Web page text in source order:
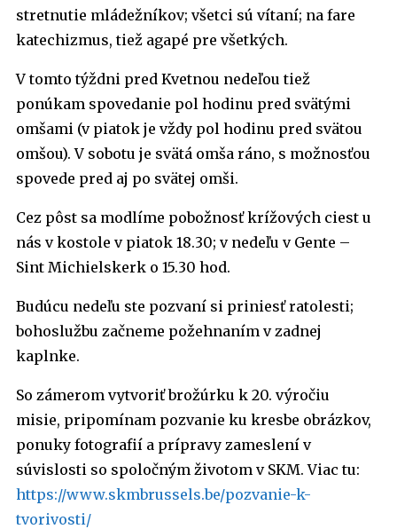
stretnutie mládežníkov; všetci sú vítaní; na fare
katechizmus, tiež agapé pre všetkých.
V tomto týždni pred Kvetnou nedeľou tiež
ponúkam spovedanie pol hodinu pred svätými
omšami (v piatok je vždy pol hodinu pred svätou
omšou). V sobotu je svätá omša ráno, s možnosťou
spovede pred aj po svätej omši.
Cez pôst sa modlíme pobožnosť krížových ciest u
nás v kostole v piatok 18.30; v nedeľu v Gente –
Sint Michielskerk o 15.30 hod.
Budúcu nedeľu ste pozvaní si priniesť ratolesti;
bohoslužbu začneme požehnaním v zadnej
kaplnke.
So zámerom vytvoriť brožúrku k 20. výročiu
misie, pripomínam pozvanie ku kresbe obrázkov,
ponuky fotografií a prípravy zameslení v
súvislosti so spoločným životom v SKM. Viac tu:
https://www.skmbrussels.be/pozvanie-k-
tvorivosti/